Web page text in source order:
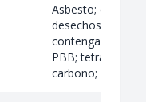
Asbesto; criolita;
desechos de
contengan PCB;
PBB; tetracloruro
carbono; ciertos...